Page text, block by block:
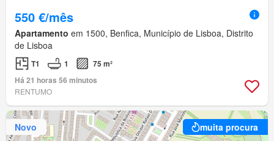
550 €/mês
Apartamento em 1500, Benfica, Município de Lisboa, Distrito
de Lisboa
T1 1
75 m²
Há 21 horas 56 minutos
RENTUMO
Novo muita procura